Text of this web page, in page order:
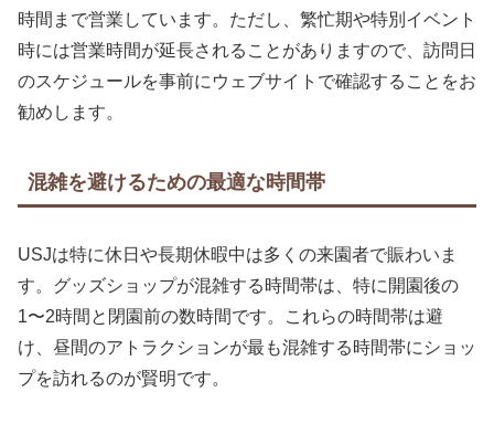
時間まで営業しています。ただし、繁忙期や特別イベント
時には営業時間が延長されることがありますので、訪問日
のスケジュールを事前にウェブサイトで確認することをお
勧めします。
混雑を避けるための最適な時間帯
USJは特に休日や長期休暇中は多くの来園者で賑わいま
す。グッズショップが混雑する時間帯は、特に開園後の
1〜2時間と閉園前の数時間です。これらの時間帯は避
け、昼間のアトラクションが最も混雑する時間帯にショッ
プを訪れるのが賢明です。